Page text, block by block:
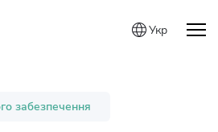
Укр
забезпечення